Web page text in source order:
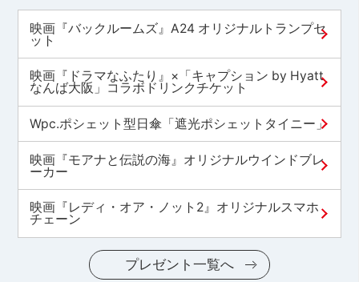
映画『バックルームズ』A24 オリジナルトランプセ
ット
映画『ドラマなふたり』×「キャプション by Hyatt
なんば大阪」コラボドリンクチケット
Wpc.ポシェット型日傘「遮光ポシェットタイニー」
映画『モアナと伝説の海』オリジナルウインドブレ
ーカー
映画『レディ・オア・ノット2』オリジナルスマホ
チェーン
プレゼント一覧へ